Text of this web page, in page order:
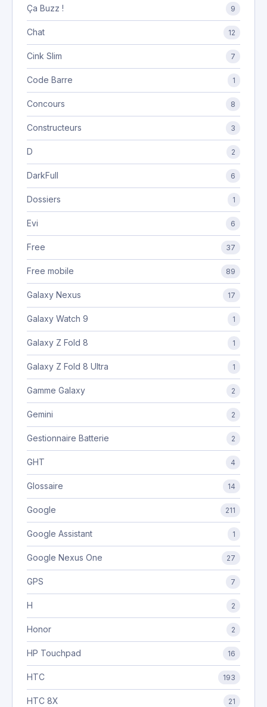
Ça Buzz ! 9
Chat 12
Cink Slim 7
Code Barre 1
Concours 8
Constructeurs 3
D 2
DarkFull 6
Dossiers 1
Evi 6
Free 37
Free mobile 89
Galaxy Nexus 17
Galaxy Watch 9 1
Galaxy Z Fold 8 1
Galaxy Z Fold 8 Ultra 1
Gamme Galaxy 2
Gemini 2
Gestionnaire Batterie 2
GHT 4
Glossaire 14
Google 211
Google Assistant 1
Google Nexus One 27
GPS 7
H 2
Honor 2
HP Touchpad 16
HTC 193
HTC 8X 21